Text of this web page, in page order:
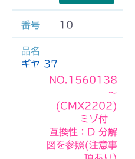
10
ギヤ 37
NO.1560138
～
(CMX2202)
ミゾ付
互換性：D 分解
図を参照(注意事